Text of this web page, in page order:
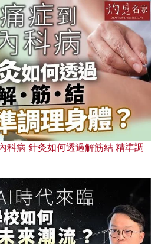
科病 針灸如何透過解筋結 精準調